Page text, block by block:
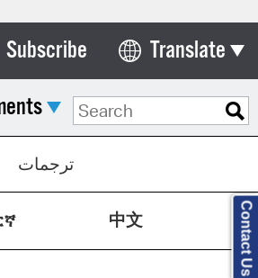
Subscribe Translate
Select Language
ترجمات
中文 Contact Us